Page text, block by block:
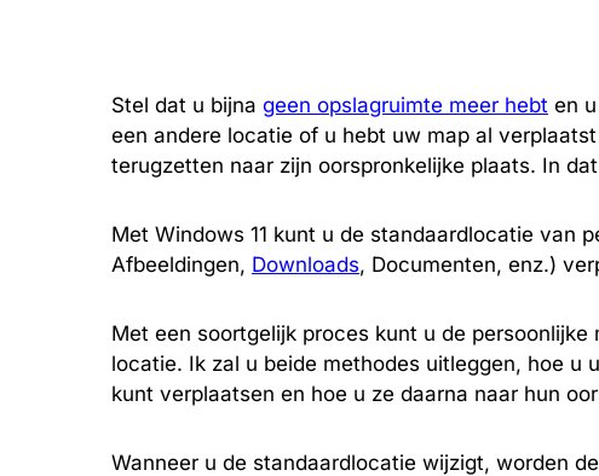
Stel dat u bijna geen opslagruimte meer hebt en
een andere locatie of u hebt uw map al
terugzetten naar zijn oorspronkelijke plaats. In
Met Windows 11 kunt u de standaardlocatie van
Afbeeldingen, Downloads, Documenten, enz.)
Met een soortgelijk proces kunt u de
locatie. Ik zal u beide methodes uitleggen, hoe u
kunt verplaatsen en hoe u ze daarna naar hun
Wanneer u de standaardlocatie wijzigt, worden